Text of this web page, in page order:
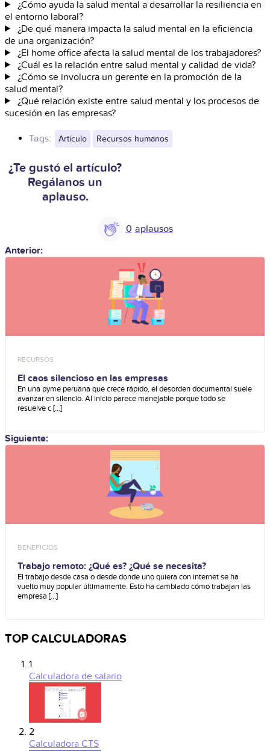
¿Cómo ayuda la salud mental a desarrollar la resiliencia en
el entorno laboral?
¿De qué manera impacta la salud mental en la eficiencia
de una organización?
¿El home office afecta la salud mental de los trabajadores?
¿Cuál es la relación entre salud mental y calidad de vida?
¿Cómo se involucra un gerente en la promoción de la
salud mental?
¿Qué relación existe entre salud mental y los procesos de
sucesión en las empresas?
Tags: Artículo Recursos humanos
¿Te gustó el artículo?
Regálanos un
aplauso.
0
Anterior:
RECURSOS
El caos silencioso en las empresas
En una pyme peruana que crece rápido, el desorden documental suele
avanzar en silencio. Al inicio parece manejable porque todo se
resuelve c [...]
Siguiente:
BENEFICIOS
Trabajo remoto: ¿Qué es? ¿Qué se necesita?
El trabajo desde casa o desde donde uno quiera con internet se ha
vuelto muy popular últimamente. Esto ha cambiado cómo trabajan las
empresa [...]
TOP CALCULADORAS
1
Calculadora de salario
2
Calculadora CTS